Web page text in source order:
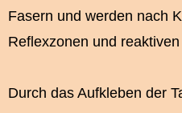
Fasern und werden nach
Reflexzonen und
Durch das Aufkleben der